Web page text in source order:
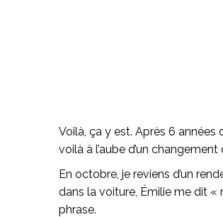
Voilà, ça y est. Après 6
voilà à l’aube d’un
En octobre, je reviens d’un
dans la voiture, Émilie me dit «
phrase.